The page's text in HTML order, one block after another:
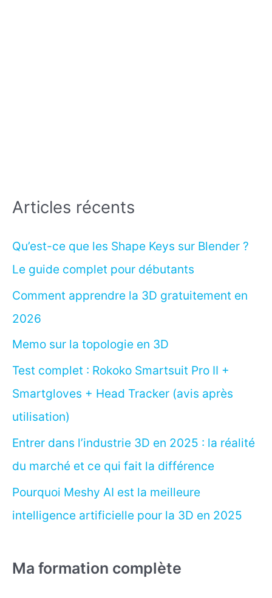
Articles récents
Qu’est-ce que les Shape Keys sur Blender ?
Le guide complet pour débutants
Comment apprendre la 3D gratuitement en
2026
Memo sur la topologie en 3D
Test complet : Rokoko Smartsuit Pro II +
Smartgloves + Head Tracker (avis après
utilisation)
Entrer dans l’industrie 3D en 2025 : la réalité
du marché et ce qui fait la différence
Pourquoi Meshy AI est la meilleure
intelligence artificielle pour la 3D en 2025
Ma formation complète